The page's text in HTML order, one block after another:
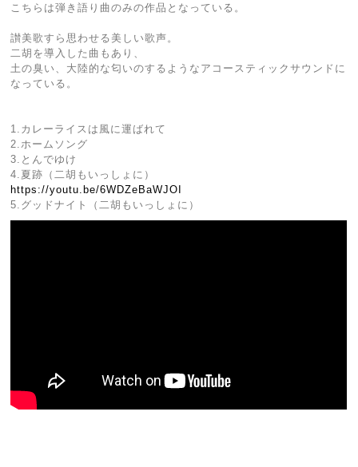
こちらは弾き語り曲のみの作品となっている。
讃美歌すら思わせる美しい歌声。
二胡を導入した曲もあり、
土の臭い、大陸的な匂いのするようなアコースティックサウンドに
なっている。
1.カレーライスは風に運ばれて
2.ホームソング
3.とんでゆけ
4.夏跡（二胡もいっしょに）
https://youtu.be/6WDZeBaWJOI
5.グッドナイト（二胡もいっしょに）